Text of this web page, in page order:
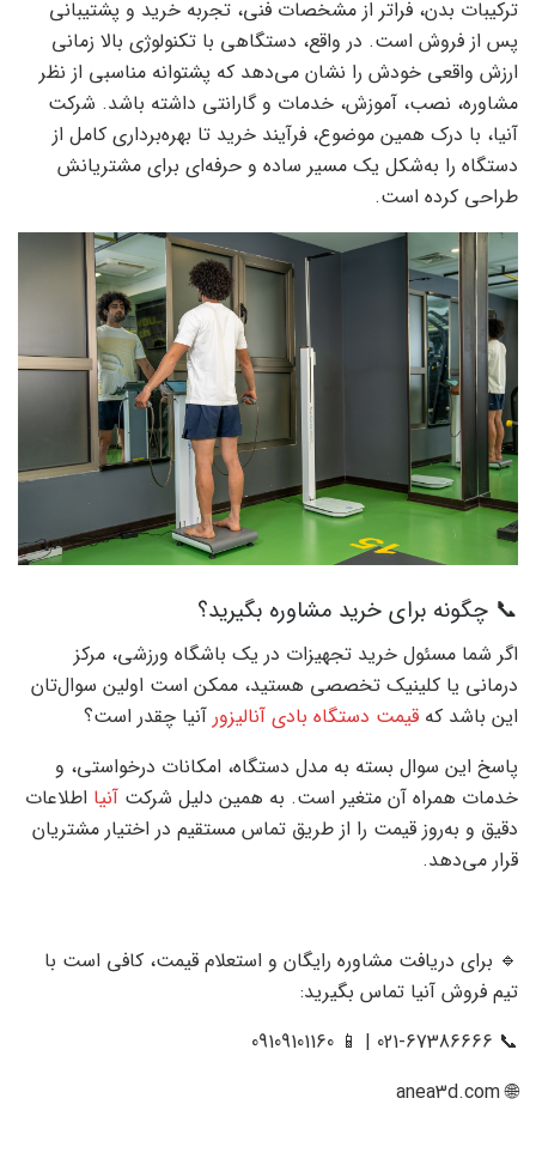
ترکیبات بدن، فراتر از مشخصات فنی، تجربه خرید و پشتیبانی
پس از فروش است. در واقع، دستگاهی با تکنولوژی بالا زمانی
ارزش واقعی خودش را نشان می‌دهد که پشتوانه مناسبی از نظر
مشاوره، نصب، آموزش، خدمات و گارانتی داشته باشد. شرکت
آنیا، با درک همین موضوع، فرآیند خرید تا بهره‌برداری کامل از
دستگاه را به‌شکل یک مسیر ساده و حرفه‌ای برای مشتریانش
طراحی کرده است.
📞 چگونه برای خرید مشاوره بگیرید؟
اگر شما مسئول خرید تجهیزات در یک باشگاه ورزشی، مرکز
درمانی یا کلینیک تخصصی هستید، ممکن است اولین سوال‌تان
این باشد که قیمت دستگاه بادی آنالیزور آنیا چقدر است؟
پاسخ این سوال بسته به مدل دستگاه، امکانات درخواستی، و
خدمات همراه آن متغیر است. به همین دلیل شرکت آنیا اطلاعات
دقیق و به‌روز قیمت را از طریق تماس مستقیم در اختیار مشتریان
قرار می‌دهد.
🔹 برای دریافت مشاوره رایگان و استعلام قیمت، کافی است با
تیم فروش آنیا تماس بگیرید:
📞 021-67386666 | 📱 09109101160
🌐 anea3d.com